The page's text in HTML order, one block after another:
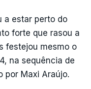
a estar perto do
forte que rasou a
festejou mesmo o
na sequência de
por Maxi Araújo.